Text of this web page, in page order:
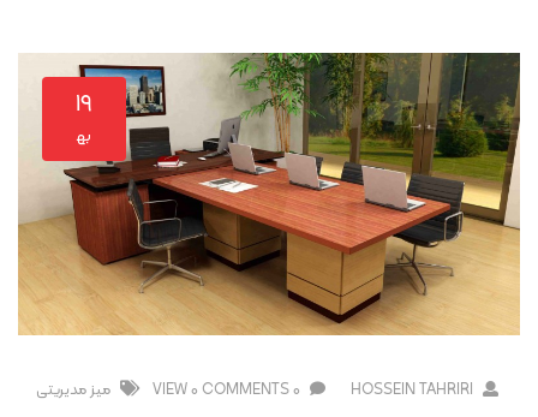
۱۹
به‍
HOSSEIN TAHRIRI
0 COMMENTS
0 VIEW ميز مديريتی